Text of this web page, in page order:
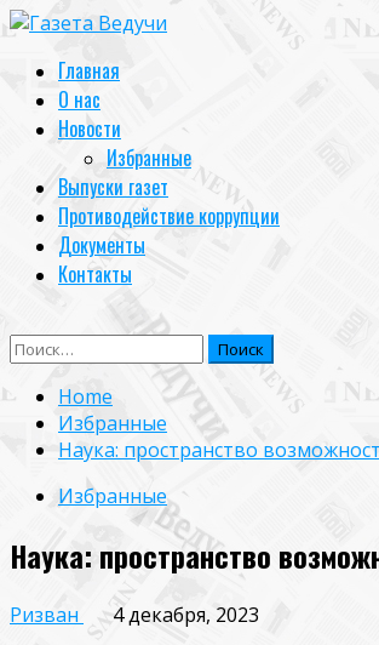
Skip
content
Primary
Menu
Главная
О нас
Новости
Избранные
Выпуски газет
Противодействие коррупции
Документы
Контакты
Найти:
Home
Избранные
Наука: пространство
Избранные
Наука: пространство
Ризван
4 декабря, 2023